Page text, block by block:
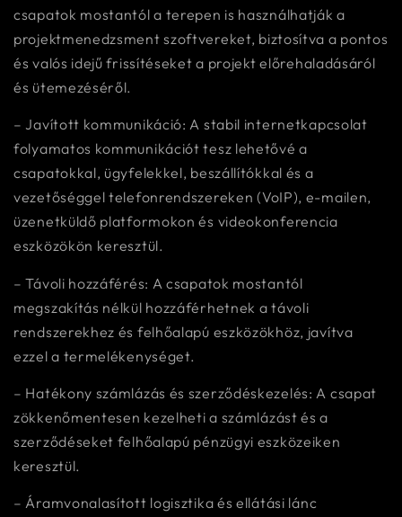
csapatok mostantól a terepen is használhatják a
projektmenedzsment szoftvereket, biztosítva a pontos
és valós idejű frissítéseket a projekt előrehaladásáról
és ütemezéséről.
– Javított kommunikáció: A stabil internetkapcsolat
folyamatos kommunikációt tesz lehetővé a
csapatokkal, ügyfelekkel, beszállítókkal és a
vezetőséggel telefonrendszereken (VoIP), e-mailen,
üzenetküldő platformokon és videokonferencia
eszközökön keresztül.
– Távoli hozzáférés: A csapatok mostantól
megszakítás nélkül hozzáférhetnek a távoli
rendszerekhez és felhőalapú eszközökhöz, javítva
ezzel a termelékenységet.
– Hatékony számlázás és szerződéskezelés: A csapat
zökkenőmentesen kezelheti a számlázást és a
szerződéseket felhőalapú pénzügyi eszközeiken
keresztül.
– Áramvonalasított logisztika és ellátási lánc